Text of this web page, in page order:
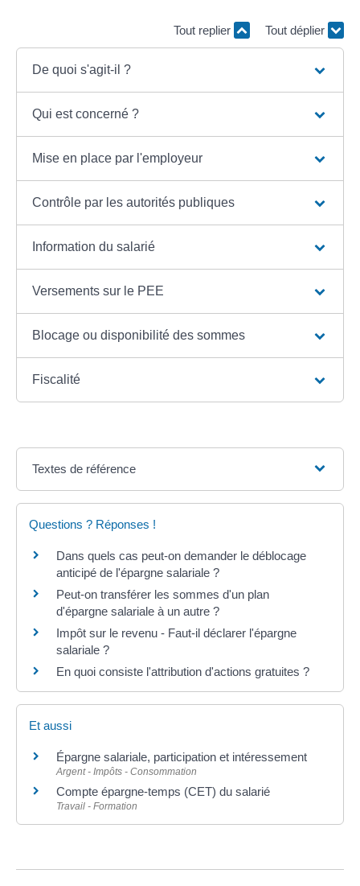
Tout replier Tout déplier
De quoi s'agit-il ?
Qui est concerné ?
Mise en place par l'employeur
Contrôle par les autorités publiques
Information du salarié
Versements sur le PEE
Blocage ou disponibilité des sommes
Fiscalité
Textes de référence
Questions ? Réponses !
Dans quels cas peut-on demander le déblocage
anticipé de l'épargne salariale ?
Peut-on transférer les sommes d'un plan
d'épargne salariale à un autre ?
Impôt sur le revenu - Faut-il déclarer l'épargne
salariale ?
En quoi consiste l'attribution d'actions gratuites ?
Et aussi
Épargne salariale, participation et intéressement
Argent - Impôts - Consommation
Compte épargne-temps (CET) du salarié
Travail - Formation